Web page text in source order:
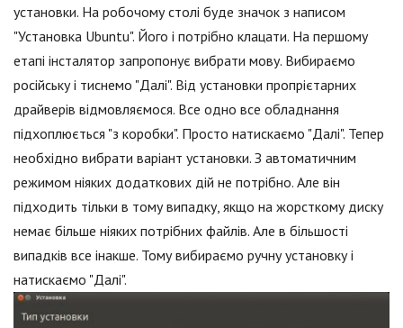
установки. На робочому столі буде значок з написом
"Установка Ubuntu". Його і потрібно клацати. На першому
етапі інсталятор запропонує вибрати мову. Вибираємо
російську і тиснемо "Далі". Від установки пропрієтарних
драйверів відмовляємося. Все одно все обладнання
підхоплюється "з коробки". Просто натискаємо "Далі". Тепер
необхідно вибрати варіант установки. З автоматичним
режимом ніяких додаткових дій не потрібно. Але він
підходить тільки в тому випадку, якщо на жорсткому диску
немає більше ніяких потрібних файлів. Але в більшості
випадків все інакше. Тому вибираємо ручну установку і
натискаємо "Далі".